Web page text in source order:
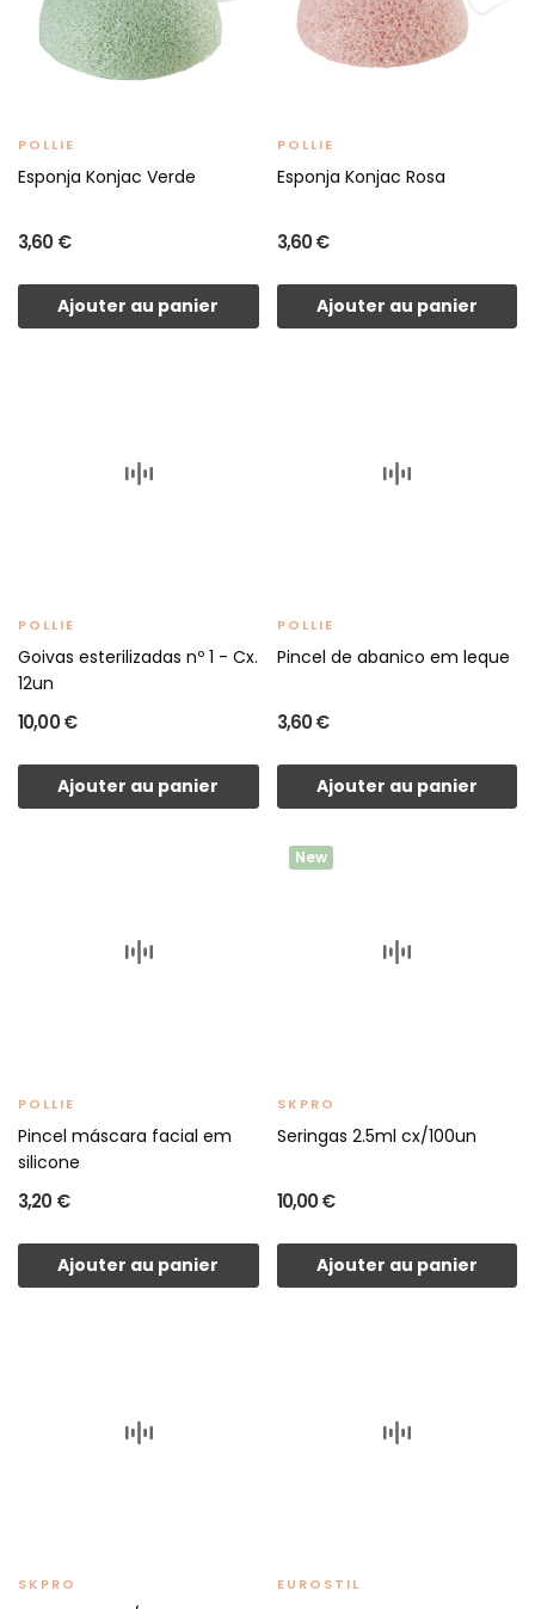
POLLIE
Esponja Konjac Verde
3,60 €
Ajouter au panier
POLLIE
Esponja Konjac Rosa
3,60 €
Ajouter au panier
POLLIE
Goivas esterilizadas nº 1 - Cx.
12un
10,00 €
Ajouter au panier
POLLIE
Pincel de abanico em leque
3,60 €
Ajouter au panier
POLLIE
Pincel máscara facial em
silicone
3,20 €
Ajouter au panier
New
SKPRO
Seringas 2.5ml cx/100un
10,00 €
Ajouter au panier
SKPRO EUROSTIL